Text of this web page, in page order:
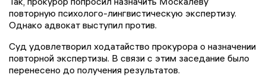
повторную психолого-лингвистическую экспертизу.
Однако адвокат выступил против.
Суд удовлетворил ходатайство прокурора о назначении
повторной экспертизы. В связи с этим заседание было
перенесено до получения результатов.